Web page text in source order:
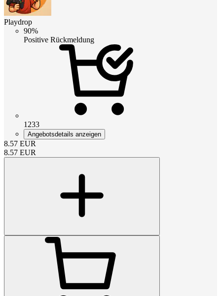
Playdrop
90%
Positive Rückmeldung
1233
Angebotsdetails anzeigen
8.57 EUR
8.57 EUR